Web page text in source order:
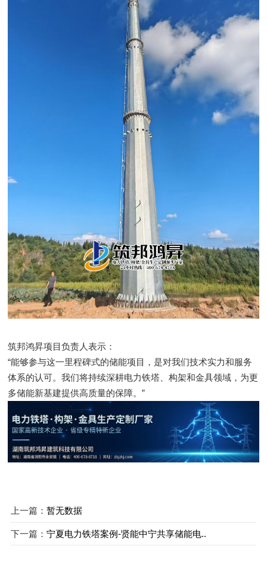
筑邦鸿昇项目负责人表示：
“能够参与这一里程碑式的储能项目，是对我们技术实力和服务
体系的认可。我们将持续深耕电力铁塔、构架和金具领域，为更
多储能新基建提供高质量的保障。”
上一篇： 暂无数据
下一篇： 宁夏电力铁塔案例-贤能中宁共享储能电..